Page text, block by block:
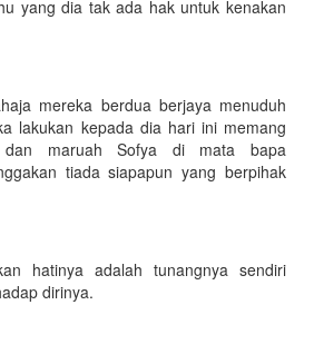
yang dia tak ada hak untuk kenakan
mereka berdua berjaya menuduh
lakukan kepada dia hari ini memang
dan maruah Sofya di mata bapa
tiada siapapun yang berpihak
hatinya adalah tunangnya sendiri
dirinya.